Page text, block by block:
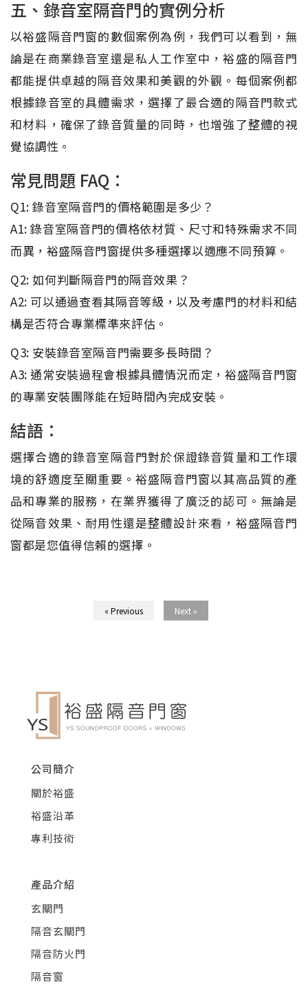
五、錄音室隔音門的實例分析
以裕盛隔音門窗的數個案例為例，我們可以看到，無
論是在商業錄音室還是私人工作室中，裕盛的隔音門
都能提供卓越的隔音效果和美觀的外觀。每個案例都
根據錄音室的具體需求，選擇了最合適的隔音門款式
和材料，確保了錄音質量的同時，也增強了整體的視
覺協調性。
常見問題 FAQ：
Q1: 錄音室隔音門的價格範圍是多少？
A1: 錄音室隔音門的價格依材質、尺寸和特殊需求不同
而異，裕盛隔音門窗提供多種選擇以適應不同預算。
Q2: 如何判斷隔音門的隔音效果？
A2: 可以通過查看其隔音等級，以及考慮門的材料和結
構是否符合專業標準來評估。
Q3: 安裝錄音室隔音門需要多長時間？
A3: 通常安裝過程會根據具體情況而定，裕盛隔音門窗
的專業安裝團隊能在短時間內完成安裝。
結語：
選擇合適的錄音室隔音門對於保證錄音質量和工作環
境的舒適度至關重要。裕盛隔音門窗以其高品質的產
品和專業的服務，在業界獲得了廣泛的認可。無論是
從隔音效果、耐用性還是整體設計來看，裕盛隔音門
窗都是您值得信賴的選擇。
« Previous Next »
公司簡介
關於裕盛
裕盛沿革
專利技術
產品介紹
玄關門
隔音玄關門
隔音防火門
隔音窗